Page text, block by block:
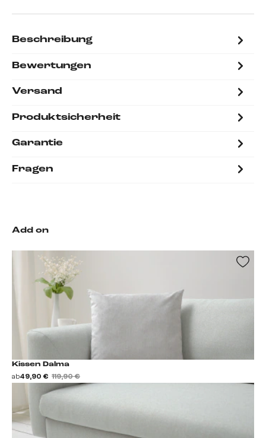
Beschreibung
Bewertungen
Versand
Produktsicherheit
Garantie
Fragen
Add on
Kissen Dalma
ab49,90 € 119,90 €